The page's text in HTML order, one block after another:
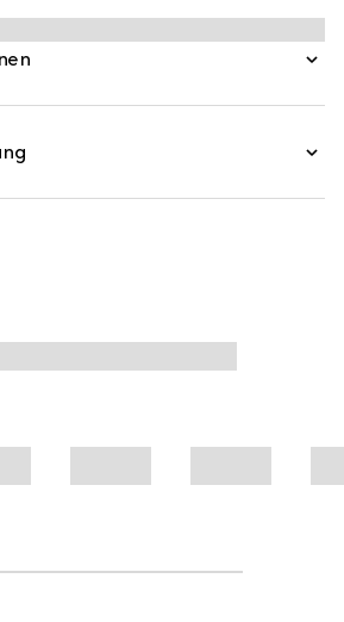
und verspielten
im Zeichen des facettenreichen
Haus kontinuierlich weitererzählt.